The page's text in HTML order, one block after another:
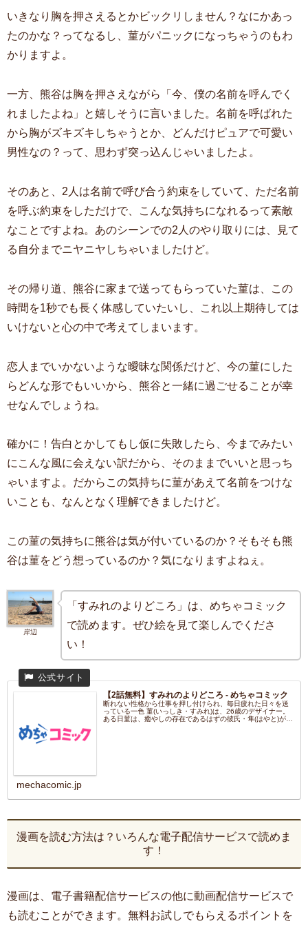
いきなり胸を押さえるとかビックリしません？なにかあっ
たのかな？ってなるし、菫がパニックになっちゃうのもわ
かりますよ。
一方、熊谷は胸を押さえながら「今、僕の名前を呼んでく
れましたよね」と嬉しそうに言いました。名前を呼ばれた
から胸がズキズキしちゃうとか、どんだけピュアで可愛い
男性なの？って、思わず突っ込んじゃいましたよ。
そのあと、2人は名前で呼び合う約束をしていて、ただ名前
を呼ぶ約束をしただけで、こんな気持ちになれるって素敵
なことですよね。あのシーンでの2人のやり取りには、見て
る自分までニヤニヤしちゃいましたけど。
その帰り道、熊谷に家まで送ってもらっていた菫は、この
時間を1秒でも長く体感していたいし、これ以上期待しては
いけないと心の中で考えてしまいます。
恋人までいかないような曖昧な関係だけど、今の菫にした
らどんな形でもいいから、熊谷と一緒に過ごせることが幸
せなんでしょうね。
確かに！告白とかしてもし仮に失敗したら、今までみたい
にこんな風に会えない訳だから、そのままでいいと思っち
ゃいますよ。だからこの気持ちに菫があえて名前をつけな
いことも、なんとなく理解できましたけど。
この菫の気持ちに熊谷は気が付いているのか？そもそも熊
谷は菫をどう想っているのか？気になりますよねぇ。
岸辺
「すみれのよりどころ」は、めちゃコミック
で読めます。ぜひ絵を見て楽しんでくださ
い！
【2話無料】すみれのよりどころ - めちゃコミック
断れない性格から仕事を押し付けられ、毎日疲れた日々を送
っている一色 菫(いっしき・すみれ)は、26歳のデザイナー。
ある日菫は、癒やしの存在であるはずの彼氏・隼(はやと)が同
mechacomic.jp
漫画を読む方法は？いろんな電子配信サービスで読めま
す！
漫画は、電子書籍配信サービスの他に動画配信サービスで
も読むことができます。無料お試しでもらえるポイントを